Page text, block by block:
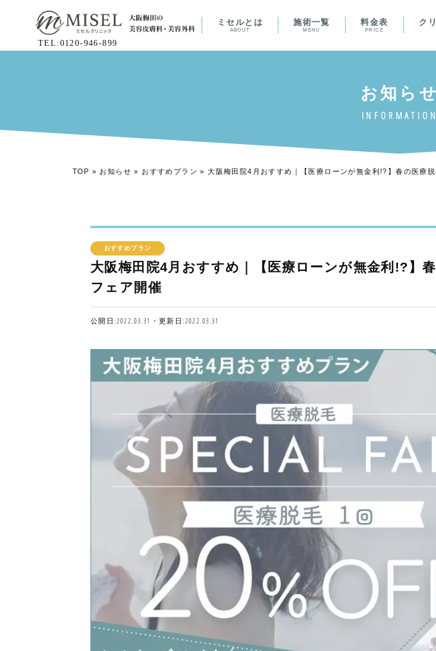
TEL:0120-946-899
ミセルとは
ABOUT
施術一覧
MENU
料金表
PRICE
ク
TOP » お知らせ » おすすめプラン »大阪梅田院4月おすすめ｜【医療ローンが無金利!?】春の医療
おすすめプラン
大阪梅田院4月おすすめ｜【医療ローンが無金利!?】
フェア開催
公開日:2022.03.31・更新日:2022.03.31